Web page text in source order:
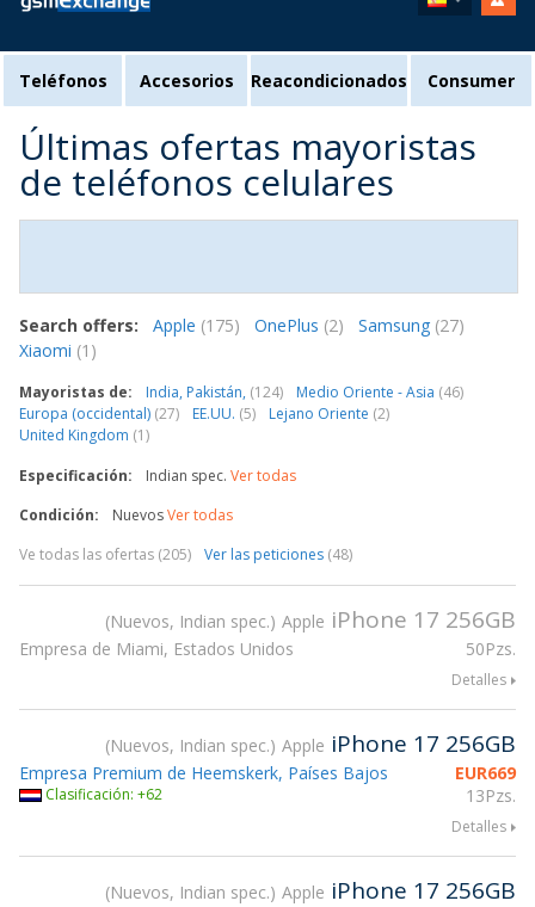
Teléfonos Accesorios Reacondicionados Consumer
Últimas ofertas mayoristas
de teléfonos celulares
Search offers: Apple (175) OnePlus (2) Samsung (27)
Xiaomi (1)
Mayoristas de: India, Pakistán, (124) Medio Oriente - Asia (46)
Europa (occidental) (27) EE.UU. (5) Lejano Oriente (2)
United Kingdom (1)
Especificación:
Indian spec. Ver todas
Condición:
NuevosVer todas
Ve todas las ofertas (205)
Ver las peticiones (48)
Nuevos, Indian spec. Apple iPhone 17 256GB
50Pzs.
Empresa de Miami, Estados Unidos
Detalles
Nuevos, Indian spec. Apple iPhone 17 256GB
EUR669
13Pzs.
Empresa Premium de Heemskerk, Países Bajos
Clasificación: +62
Detalles
Nuevos, Indian spec. Apple iPhone 17 256GB